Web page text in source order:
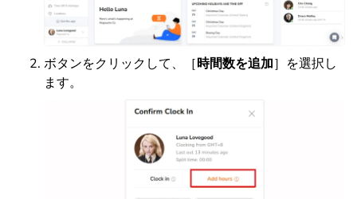
ボタンをクリックして、［時間数を追加］を選択し
ます。